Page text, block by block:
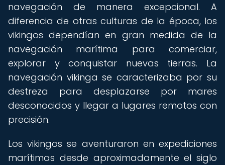
navegación de manera excepcional. A
diferencia de otras culturas de la época, los
vikingos dependían en gran medida de la
navegación marítima para comerciar,
explorar y conquistar nuevas tierras. La
navegación vikinga se caracterizaba por su
destreza para desplazarse por mares
desconocidos y llegar a lugares remotos con
precisión.
Los vikingos se aventuraron en expediciones
marítimas desde aproximadamente el siglo